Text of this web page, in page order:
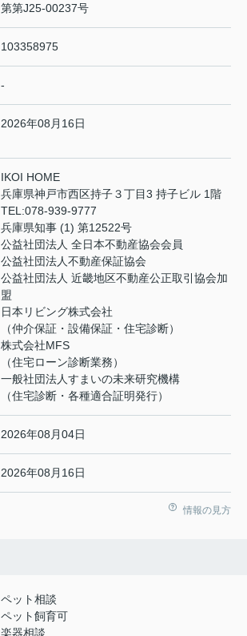
第第J25-00237号
103358975
-
2026年08月16日
IKOI HOME
兵庫県神戸市西区持子３丁目3 持子ビル 1階
TEL:078-939-9777
兵庫県知事 (1) 第12522号
公益社団法人 全日本不動産協会会員
公益社団法人不動産保証協会
公益社団法人 近畿地区不動産公正取引協会加
盟
日本リビング株式会社
（仲介保証・設備保証・住宅診断）
株式会社MFS
（住宅ローン診断業務）
一般社団法人すまいの未来研究機構
（住宅診断・各種適合証明発行）
2026年08月04日
2026年08月16日
情報の見方
ペット相談
ペット飼育可
楽器相談